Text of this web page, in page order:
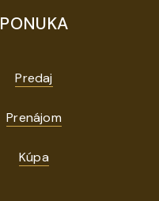
PONUKA
Predaj
Prenájom
Kúpa